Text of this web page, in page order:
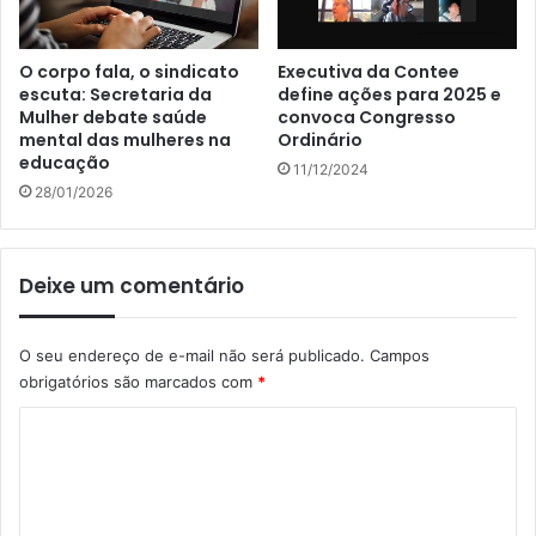
O corpo fala, o sindicato
escuta: Secretaria da
Mulher debate saúde
mental das mulheres na
educação
28/01/2026
Executiva da Contee
define ações para 2025 e
convoca Congresso
Ordinário
11/12/2024
Deixe um comentário
O seu endereço de e-mail não será publicado. Campos
obrigatórios são marcados com *